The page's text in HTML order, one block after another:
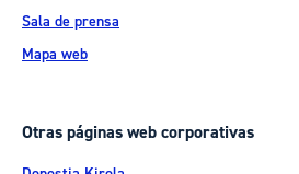
Sala de prensa
Mapa web
Otras páginas web corporativas